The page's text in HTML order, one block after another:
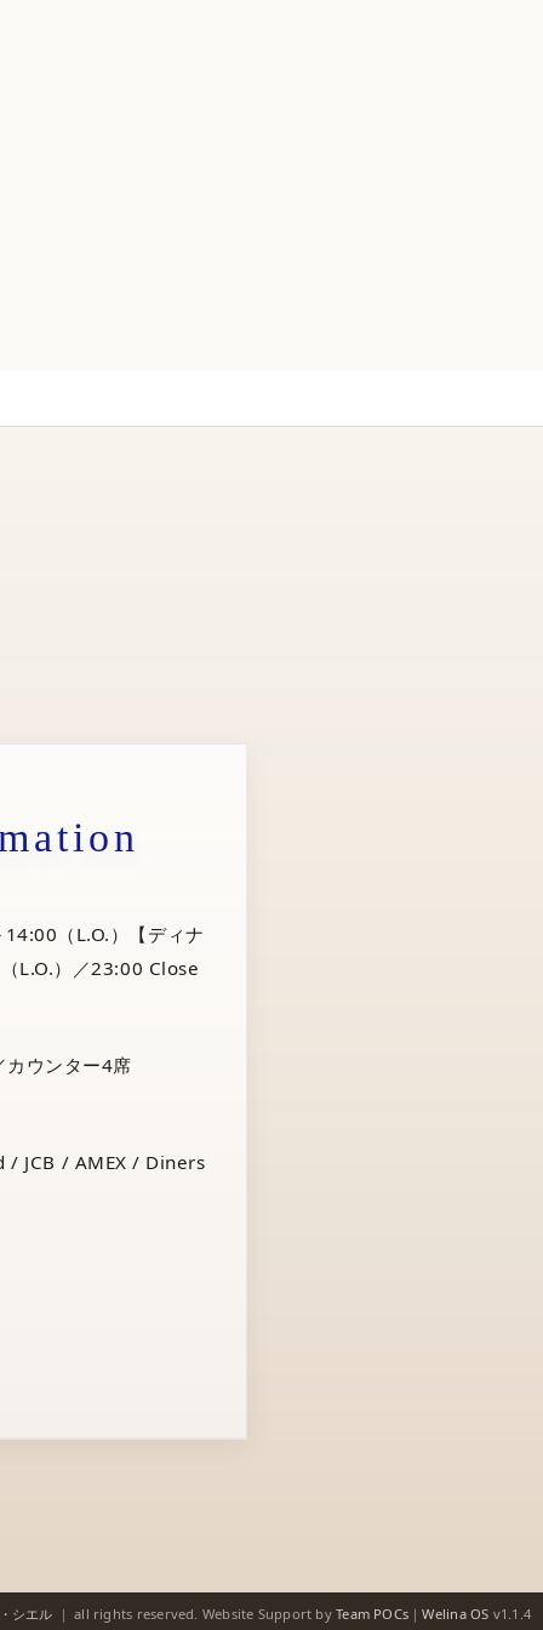
（L.O.）【ディナ
L.O.）／23:00 Close
ウンター4席
/ JCB / AMEX / Diners
シエル ｜ all rights reserved. Website Support byTeam POCs ｜Welina OS v1.1.4